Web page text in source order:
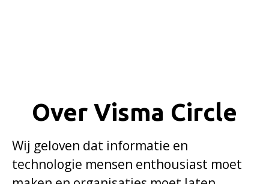
Over Visma Circle
Wij geloven dat informatie en
technologie mensen enthousiast moet